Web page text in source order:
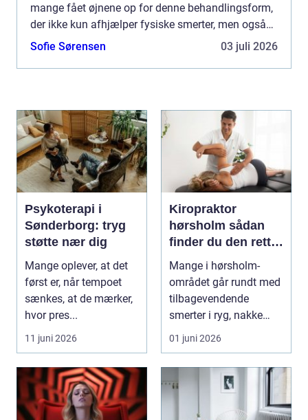
mange fået øjnene op for denne behandlingsform,
der ikke kun afhjælper fysiske smerter, men også
giver men...
Sofie Sørensen 03 juli 2026
Psykoterapi i
Sønderborg: tryg
støtte nær dig
Mange oplever, at det
først er, når tempoet
sænkes, at de mærker,
hvor pres...
11 juni 2026
Kiropraktor
hørsholm sådan
finder du den rette
behandling i
nordsjælland
Mange i hørsholm-
området går rundt med
tilbagevendende
smerter i ryg, nakke
eller hoved uden at få
d...
01 juni 2026